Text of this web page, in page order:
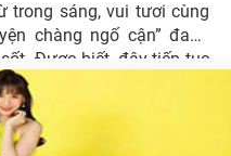
trong sáng, vui tươi cùng
chàng ngố cận” đang
Được biết, đây tiếp tục
được tặng.